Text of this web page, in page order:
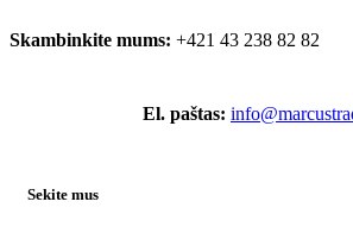
Skambinkite mums: +421 43 238 82 82
El. paštas:
Sekite mus